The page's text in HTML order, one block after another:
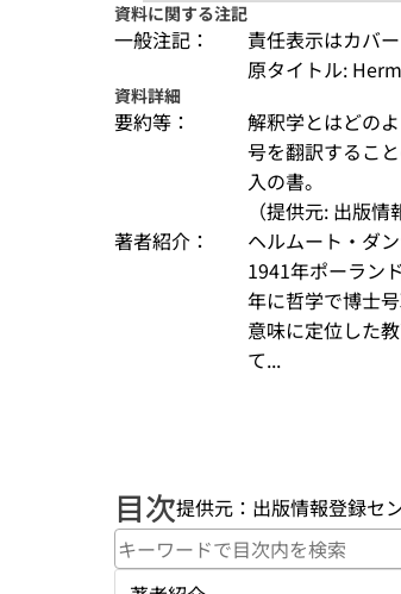
資料に関する注記
一般注記：
責任表示はカバ
原タイトル:
資料詳細
要約等：
解釈学とはどの
号を翻訳するこ
入の書。
（提供元: 出版
著者紹介：
ヘルムート・ダ
1941年ポーラン
年に哲学で博士
意味に定位した
て...
目次提供元：出版情報登録セ